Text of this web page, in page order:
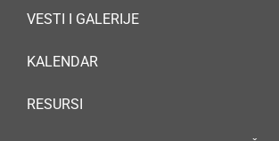
VESTI I GALERIJE
KALENDAR
RESURSI